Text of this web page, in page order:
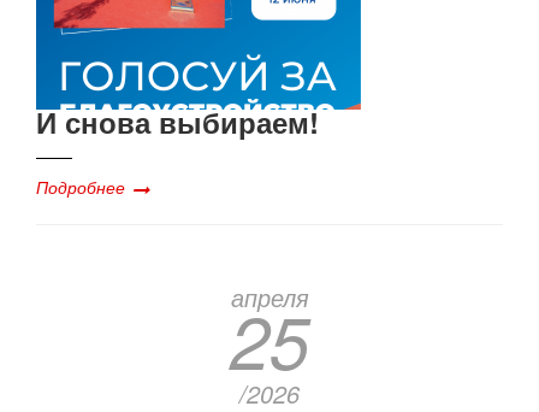
И снова выбираем!
Подробнее
апреля
25
/2026